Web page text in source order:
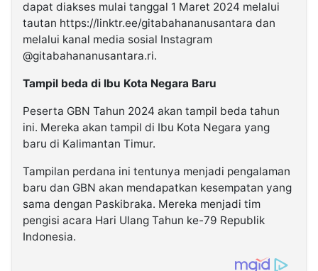
dapat diakses mulai tanggal 1 Maret 2024 melalui
tautan https://linktr.ee/gitabahananusantara dan
melalui kanal media sosial Instagram
@gitabahananusantara.ri.
Tampil beda di Ibu Kota Negara Baru
Peserta GBN Tahun 2024 akan tampil beda tahun
ini. Mereka akan tampil di Ibu Kota Negara yang
baru di Kalimantan Timur.
Tampilan perdana ini tentunya menjadi pengalaman
baru dan GBN akan mendapatkan kesempatan yang
sama dengan Paskibraka. Mereka menjadi tim
pengisi acara Hari Ulang Tahun ke-79 Republik
Indonesia.